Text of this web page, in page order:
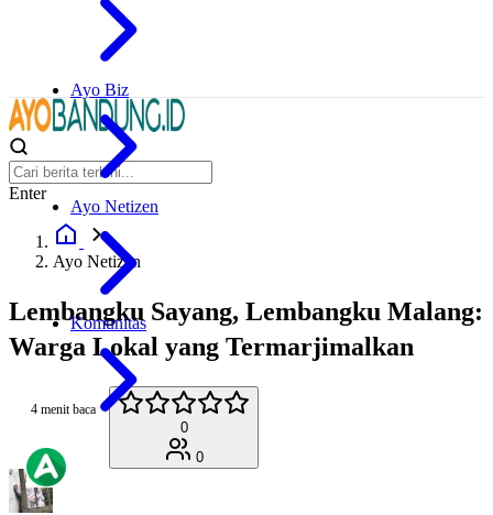
Ayo Biz
Ayo Netizen
Komunitas
Enter
Ayo Netizen
Lembangku Sayang, Lembangku Malang:
Warga Lokal yang Termarjimalkan
4 menit baca
0
0